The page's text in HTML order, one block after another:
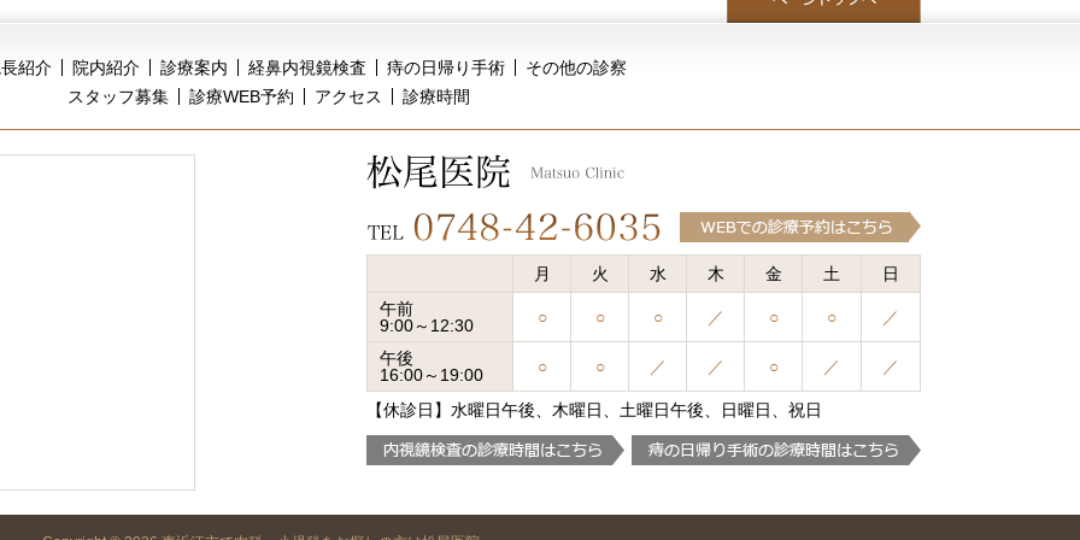
紹介 院内紹介 診療案内 経鼻内視鏡検査 痔の日帰り手術
その他の診察
スタッフ募集
診療WEB予約 アクセス 診療時間
月 火 水 木 金 土
日
午前
9:00～12:30
○ ○ ○ ／ ○ ○ ／
午後
16:00～19:00
○ ○ ／ ／ ○ ／ ／
【休診日】水曜日午後、木曜日、土曜日午後、日曜日、祝日